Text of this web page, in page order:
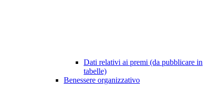
Dati relativi ai premi (da pubblicare in
tabelle)
Benessere organizzativo